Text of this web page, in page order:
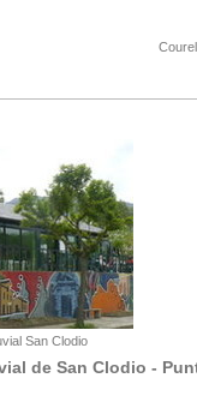
San Clodio
de San Clodio -